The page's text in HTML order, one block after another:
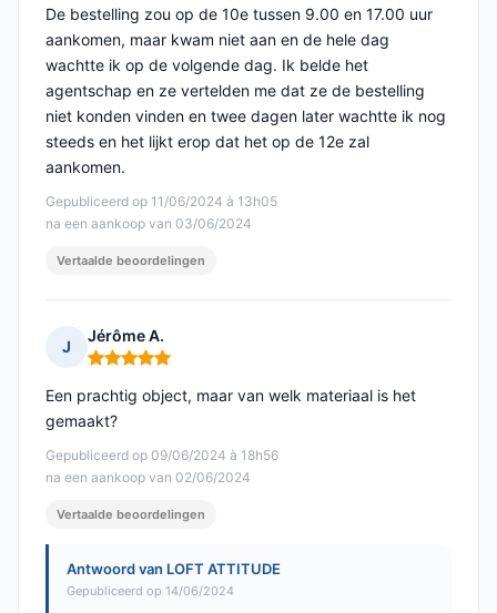
Gepubliceerd op 11/06/2024 à 13h05
na een aankoop van 03/06/2024
De bestelling zou op de 10e tussen 9.00 en 17.00 uur
aankomen, maar kwam niet aan en de hele dag
wachtte ik op de volgende dag. Ik belde het
agentschap en ze vertelden me dat ze de bestelling
niet konden vinden en twee dagen later wachtte ik nog
steeds en het lijkt erop dat het op de 12e zal
aankomen.
Vertaalde beoordelingen
J
Jérôme A.
Opmerking: 5 van 5
Gepubliceerd op 09/06/2024 à 18h56
na een aankoop van 02/06/2024
Een prachtig object, maar van welk materiaal is het
gemaakt?
Vertaalde beoordelingen
Antwoord van LOFT ATTITUDE
Gepubliceerd op 14/06/2024